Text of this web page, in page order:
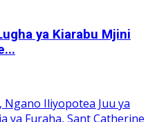
ya Kiarabu Mjini